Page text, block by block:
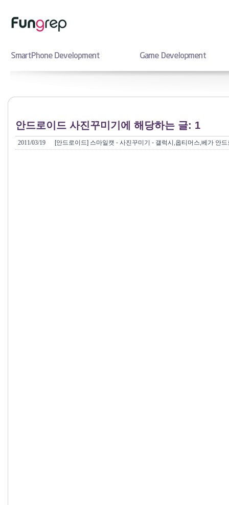
안드로이드 사진꾸미기에 해당하는 글: 1
2011/03/19 [안드로이드] 스마일캣 - 사진꾸미기 - 갤럭시,옵티머스,베가 안